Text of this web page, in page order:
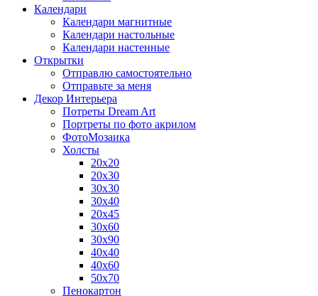
Календари
Календари магнитные
Календари настольные
Календари настенные
Открытки
Отправлю самостоятельно
Отправьте за меня
Декор Интерьера
Потреты Dream Art
Портреты по фото акрилом
ФотоМозаика
Холсты
20х20
20х30
30х30
30х40
20х45
30х60
30х90
40х40
40х60
50х70
Пенокартон